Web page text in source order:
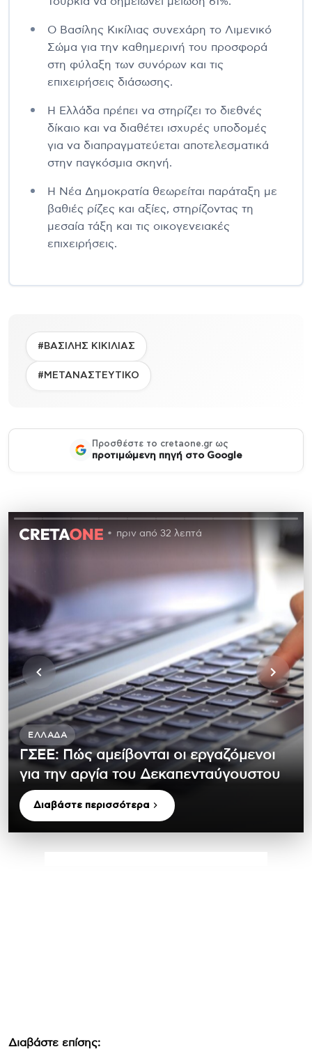
Ο Βασίλης Κικίλιας συνεχάρη το Λιμενικό
Σώμα για την καθημερινή του προσφορά
στη φύλαξη των συνόρων και τις
επιχειρήσεις διάσωσης.
Η Ελλάδα πρέπει να στηρίζει το διεθνές
δίκαιο και να διαθέτει ισχυρές υποδομές
για να διαπραγματεύεται αποτελεσματικά
στην παγκόσμια σκηνή.
Η Νέα Δημοκρατία θεωρείται παράταξη με
βαθιές ρίζες και αξίες, στηρίζοντας τη
μεσαία τάξη και τις οικογενειακές
επιχειρήσεις.
#ΒΑΣΙΛΗΣ ΚΙΚΙΛΙΑΣ
#ΜΕΤΑΝΑΣΤΕΥΤΙΚΟ
Προσθέστε το cretaone.gr ως
προτιμώμενη πηγή στο Google
πριν από 32 λεπτά
ΕΛΛΆΔΑ
ΓΣΕΕ: Πώς αμείβονται οι εργαζόμενοι
για την αργία του Δεκαπενταύγουστου
Διαβάστε περισσότερα
Διαβάστε επίσης: